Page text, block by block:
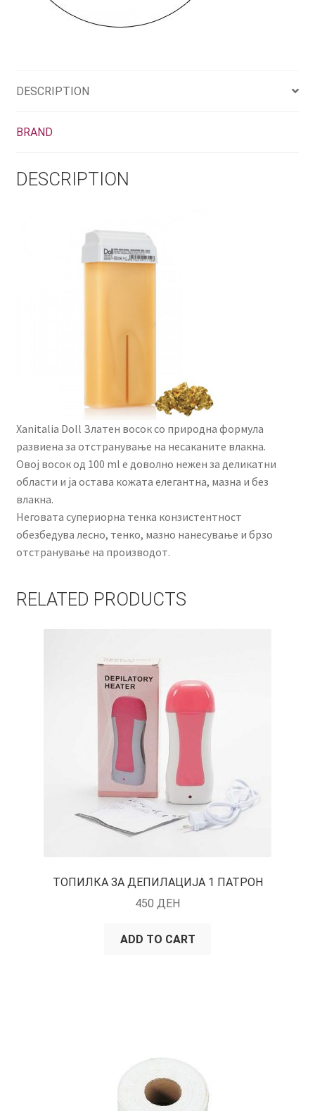
DESCRIPTION
BRAND
DESCRIPTION
Xanitalia Doll Златен восок со природна формула
развиена за отстранување на несаканите влакна.
Овој восок од 100 ml е доволно нежен за деликатни
области и ја остава кожата елегантна, мазна и без
влакна.
Неговата супериорна тенка конзистентност
обезбедува лесно, тенко, мазно нанесување и брзо
отстранување на производот.
RELATED PRODUCTS
ТОПИЛКА ЗА ДЕПИЛАЦИЈА 1 ПАТРОН
450 ДЕН
ADD TO CART